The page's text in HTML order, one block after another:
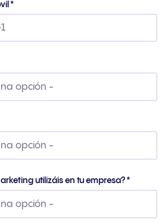
*
utilizáis en tu empresa?*